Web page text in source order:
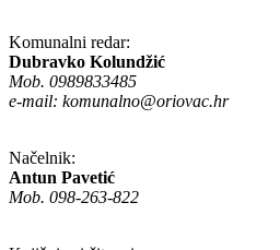
Komunalni redar:
Dubravko Kolundžić
Mob. 0989833485
e-mail: komunalno@oriovac.hr
Načelnik:
Antun Pavetić
Mob. 098-263-822